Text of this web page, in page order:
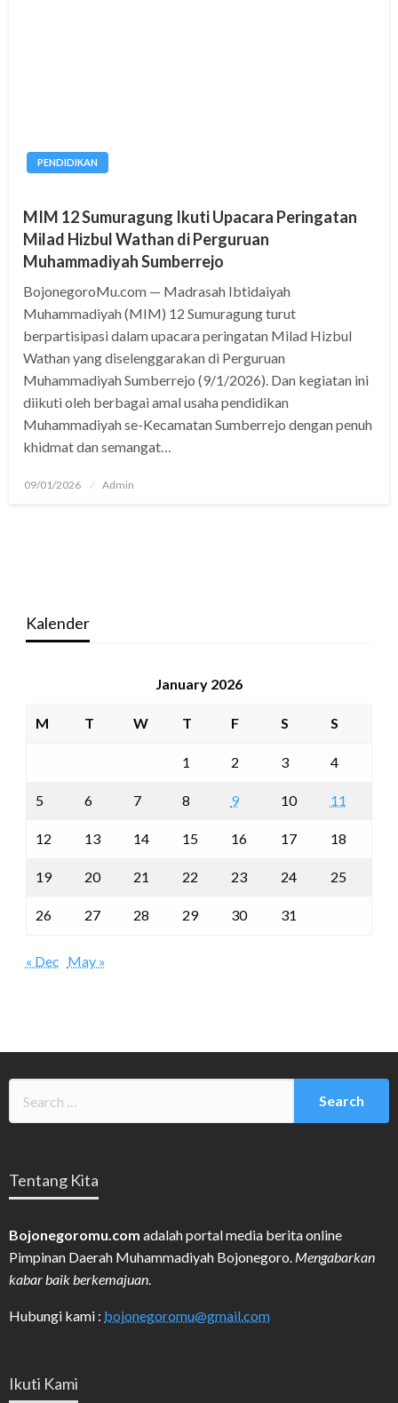
PENDIDIKAN
MIM 12 Sumuragung Ikuti Upacara Peringatan
Milad Hizbul Wathan di Perguruan
Muhammadiyah Sumberrejo
BojonegoroMu.com — Madrasah Ibtidaiyah
Muhammadiyah (MIM) 12 Sumuragung turut
berpartisipasi dalam upacara peringatan Milad Hizbul
Wathan yang diselenggarakan di Perguruan
Muhammadiyah Sumberrejo (9/1/2026). Dan kegiatan ini
diikuti oleh berbagai amal usaha pendidikan
Muhammadiyah se-Kecamatan Sumberrejo dengan penuh
khidmat dan semangat…
Posted
09/01/2026 Admin
Kalender
January 2026
M T W T F S S
1 2 3 4
5 6 7 8 9 10 11
12 13 14 15 16 17 18
19 20 21 22 23 24 25
26 27 28 29 30 31
« Dec May »
Tentang Kita
Bojonegoromu.com adalah portal media berita online
Pimpinan Daerah Muhammadiyah Bojonegoro. Mengabarkan
kabar baik berkemajuan.
Hubungi kami : bojonegoromu@gmail.com
Ikuti Kami